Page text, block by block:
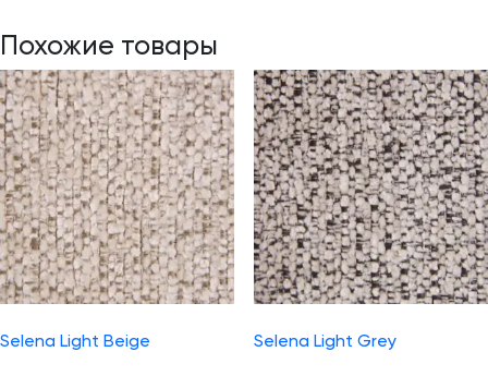
Похожие товары
Selena Light Beige Selena Light Grey